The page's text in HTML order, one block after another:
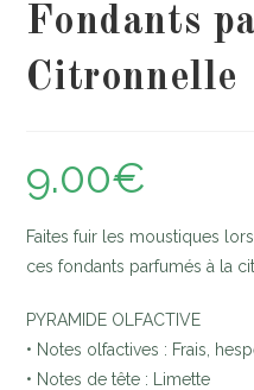
Fondants
Citronnelle
9.00€
Faites fuir les moustiques
ces fondants parfumés à la
PYRAMIDE OLFACTIVE
• Notes olfactives : Frais,
• Notes de tête : Limette